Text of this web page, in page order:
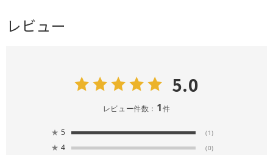
レビュー
5.0
レビュー件数： 1件
★ 5 (1)
★ 4 (0)